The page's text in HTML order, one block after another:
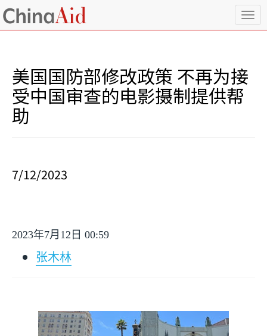
T
o
e
美国国防部修改政策 不再为接
受中国审查的电影摄制提供帮
助
7/12/2023
2023年7月 12 日 00:59
张木林